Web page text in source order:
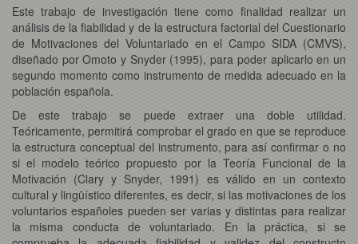
Este trabajo de investigación tiene como finalidad realizar un
análisis de la fiabilidad y de la estructura factorial del Cuestionario
de Motivaciones del Voluntariado en el Campo SIDA (CMVS),
diseñado por Omoto y Snyder (1995), para poder aplicarlo en un
segundo momento como instrumento de medida adecuado en la
población española.
De este trabajo se puede extraer una doble utilidad.
Teóricamente, permitirá comprobar el grado en que se reproduce
la estructura conceptual del instrumento, para así confirmar o no
si el modelo teórico propuesto por la Teoría Funcional de la
Motivación (Clary y Snyder, 1991) es válido en un contexto
cultural y lingüístico diferentes, es decir, si las motivaciones de los
voluntarios españoles pueden ser varias y distintas para realizar
la misma conducta de voluntariado. En la práctica, si se